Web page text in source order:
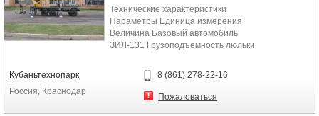
Технические характеристики
Параметры Единица измерения
Величина Базовый автомобиль
ЗИЛ-131 Грузоподъемность люльки
Кубаньтехнопарк
Россия, Краснодар
8 (861) 278-22-16
Пожаловаться